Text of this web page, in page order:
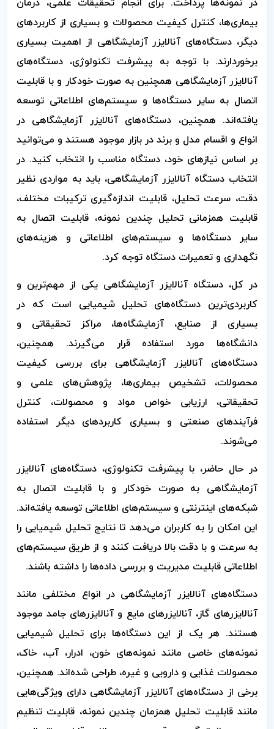
در نمونه‌ها پرداخت. برای انجام تحقیقات علمی، درمان
بیماری‌ها، کنترل کیفیت محصولات و بسیاری از کاربردهای
دیگر، دستگاه‌های آنالایزر آزمایشگاهی از اهمیت بسیاری
برخوردارند. با توجه به پیشرفت تکنولوژی، دستگاه‌های
آنالایزر آزمایشگاهی همچنین به صورت خودکار و با قابلیت
اتصال به سایر دستگاه‌ها و سیستم‌های اطلاعاتی توسعه
یافته‌اند. همچنین، دستگاه‌های آنالایزر آزمایشگاهی در
انواع و اقسام مدل و برند در بازار موجود هستند و می‌توانید
بر اساس نیازهای خود، دستگاه مناسب را انتخاب کنید. در
انتخاب دستگاه آنالایزر آزمایشگاهی، باید به مواردی نظیر
دقت، سرعت تحلیل، قابلیت اندازه‌گیری ترکیبات مختلف،
قابلیت همزمانی تحلیل چندین نمونه، قابلیت اتصال به
سایر دستگاه‌ها و سیستم‌های اطلاعاتی و هزینه‌های
نگهداری و تعمیرات دستگاه توجه کرد.
در کل، دستگاه آنالایزر آزمایشگاهی یکی از مهم‌ترین و
کاربردی‌ترین دستگاه‌های تحلیل شیمیایی است که در
بسیاری از صنایع، آزمایشگاه‌ها، مراکز تحقیقاتی و
دانشگاه‌ها مورد استفاده قرار می‌گیرند. همچنین،
دستگاه‌های آنالایزر آزمایشگاهی برای بررسی کیفیت
محصولات، تشخیص بیماری‌ها، پژوهش‌های علمی و
تحقیقاتی، ارزیابی خواص مواد و محصولات، کنترل
فرآیندهای صنعتی و بسیاری کاربردهای دیگر استفاده
می‌شوند.
در حال حاضر، با پیشرفت تکنولوژی، دستگاه‌های آنالایزر
آزمایشگاهی به صورت خودکار و با قابلیت اتصال به
شبکه‌های اینترنتی و سیستم‌های اطلاعاتی توسعه یافته‌اند.
این امکان را به کاربران می‌دهد تا نتایج تحلیل شیمیایی را
به سرعت و با دقت بالا دریافت کنند و از طریق سیستم‌های
اطلاعاتی قابلیت مدیریت و بررسی داده‌ها را داشته باشند.
دستگاه‌های آنالایزر آزمایشگاهی در انواع مختلفی مانند
آنالایزرهای گاز، آنالایزرهای مایع و آنالایزرهای جامد موجود
هستند. هر یک از این دستگاه‌ها برای تحلیل شیمیایی
نمونه‌های خاصی مانند نمونه‌های خون، ادرار، آب، خاک،
محصولات غذایی و دارویی و غیره، طراحی شده‌اند. همچنین،
برخی از دستگاه‌های آنالایزر آزمایشگاهی دارای ویژگی‌هایی
مانند قابلیت تحلیل همزمان چندین نمونه، قابلیت تنظیم